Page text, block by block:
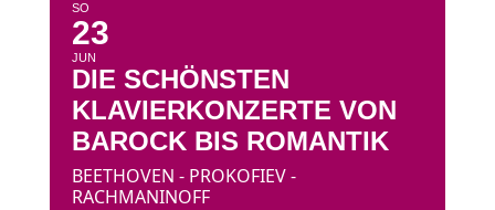
SO
23
JUN
DIE SCHÖNSTEN
KLAVIERKONZERTE VON
BAROCK BIS ROMANTIK
BEETHOVEN - PROKOFIEV -
RACHMANINOFF